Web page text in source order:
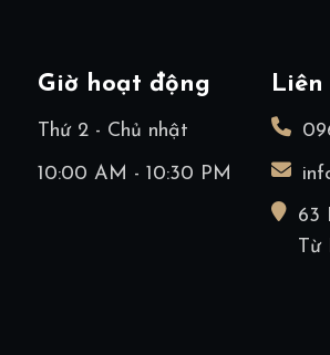
Giờ hoạt động
Thứ 2 - Chủ nhật
10:00 AM - 10:30 PM
Liên
63
Từ